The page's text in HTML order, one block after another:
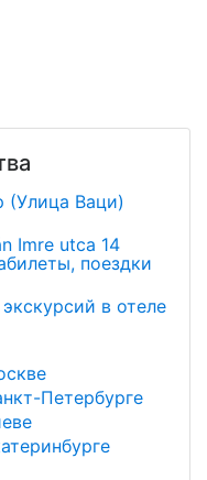
(Улица Ваци)
Imre utca 14
поездки
в отеле
Петербурге